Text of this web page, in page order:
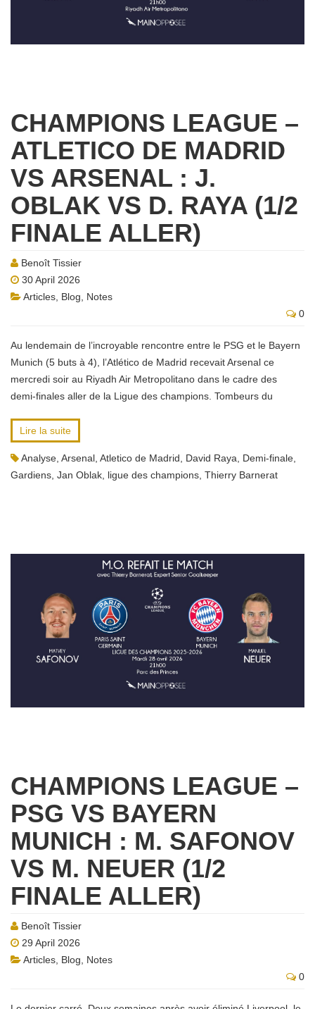
CHAMPIONS LEAGUE –
ATLETICO DE MADRID
VS ARSENAL : J.
OBLAK VS D. RAYA (1/2
FINALE ALLER)
Benoît Tissier
30 April 2026
Articles Blog
Notes
0
Au lendemain de l’incroyable rencontre entre le PSG et le Bayern
Munich (5 buts à 4), l’Atlético de Madrid recevait Arsenal ce
mercredi soir au Riyadh Air Metropolitano dans le cadre des
demi-finales aller de la Ligue des champions. Tombeurs du
Lire la suite
Analyse Arsenal Atletico de Madrid David Raya Demi-finale
Gardiens Jan Oblak ligue des champions Thierry Barnerat
CHAMPIONS LEAGUE –
PSG VS BAYERN
MUNICH : M. SAFONOV
VS M. NEUER (1/2
FINALE ALLER)
Benoît Tissier
29 April 2026
Articles Blog
Notes
0